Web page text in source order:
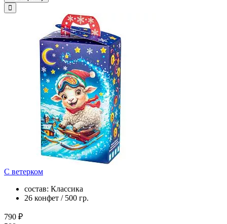
С ветерком
состав: Классика
26 конфет / 500 гр.
790 ₽